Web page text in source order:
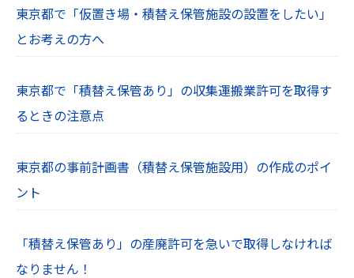
東京都で「仮置き場・積替え保管施設の設置をしたい」
とお考えの方へ
東京都で「積替え保管あり」の収集運搬業許可を取得す
るときの注意点
東京都の事前計画書（積替え保管施設用）の作成のポイ
ント
「積替え保管あり」の産廃許可を急いで取得しなければ
なりません！